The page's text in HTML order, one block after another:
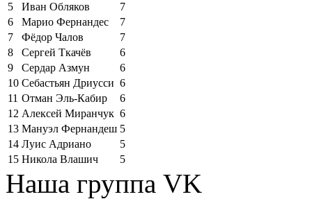
5
Иван Обляков
7
6
Марио Фернандес
7
7
Фёдор Чалов
7
8
Сергей Ткачёв
6
9
Сердар Азмун
6
10 Себастьян Дриусси 6
11 Отман Эль-Кабир
6
12 Алексей Миранчук 6
13 Мануэл Фернандеш 5
14 Луис Адриано
5
15 Никола Влашич 5
Наша группа VK